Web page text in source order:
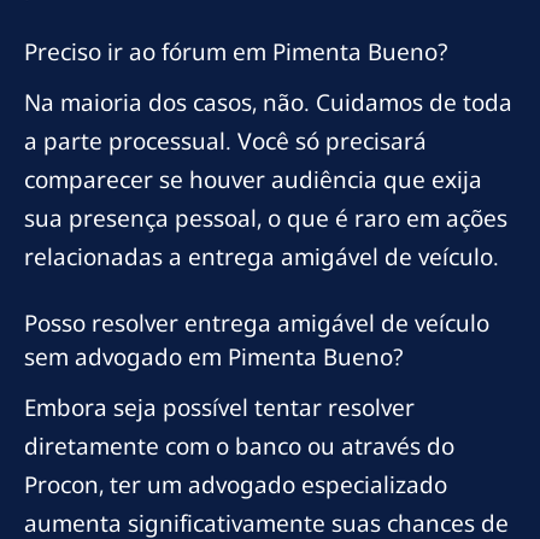
Preciso ir ao fórum em Pimenta Bueno?
Na maioria dos casos, não. Cuidamos de toda
a parte processual. Você só precisará
comparecer se houver audiência que exija
sua presença pessoal, o que é raro em ações
relacionadas a entrega amigável de veículo.
Posso resolver entrega amigável de veículo
sem advogado em Pimenta Bueno?
Embora seja possível tentar resolver
diretamente com o banco ou através do
Procon, ter um advogado especializado
aumenta significativamente suas chances de